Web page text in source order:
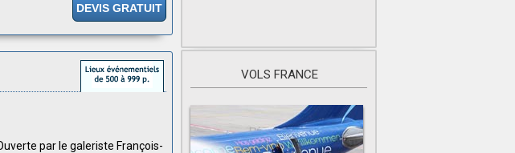
DEVIS GRATUIT
par le galeriste François-
VOLS FRANCE